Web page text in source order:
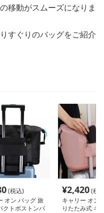
移動がスムーズになりま
すぐりのバッグをご紹介
(税込)
オン バッグ 旅
クトボストンバ
¥2,420(税
キャリー オン
りたたみ式 キ